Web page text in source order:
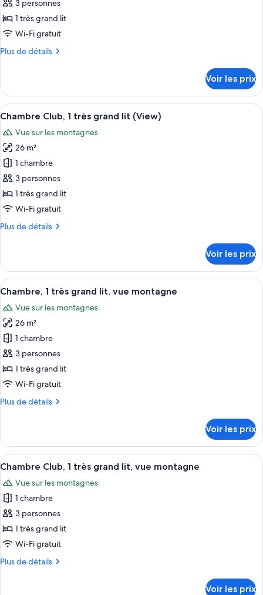
pour
ce
type
chambre :
très
grand
lit
3 personnes
1 très grand lit
Wi-Fi gratuit
Plus de détails
Plus
le
type
de
Chambre,
très
grand
lit
Voir les prix
Afficher
toutes
les
photos
pour
ce
type
de
chambre :
Chambre
très
grand
lit
(View)
Literie de qualité supérieure, couette
9
Chambre Club, 1 très grand lit (View)
Vue sur les montagnes
26 m²
1 chambre
3 personnes
1 très grand lit
Wi-Fi gratuit
Plus de détails
Plus
le
type
de
Chambre
Club,
très
grand
lit
(View)
Voir les prix
Afficher
toutes
les
photos
pour
ce
type
de
chambre :
Chambre,
grand
lit,
vue
montagne
Literie de qualité supérieure, couette
8
Chambre, 1 très grand lit, vue montagne
Vue sur les montagnes
26 m²
1 chambre
3 personnes
1 très grand lit
Wi-Fi gratuit
Plus de détails
Plus
le
type
de
Chambre,
très
grand
lit,
vue
montagne
Voir les prix
Afficher
toutes
les
photos
pour
ce
type
chambre :
Literie de qualité supérieure, couette
11
Chambre Club, 1 très grand lit, vue montagne
Vue sur les montagnes
1 chambre
3 personnes
1 très grand lit
Wi-Fi gratuit
Plus de détails
Plus
Voir les prix